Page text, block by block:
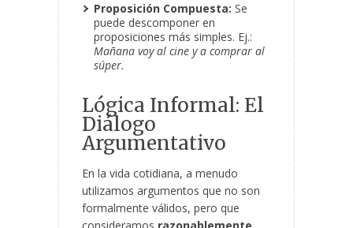
Proposición Compuesta: Se
puede descomponer en
proposiciones más simples. Ej.:
Mañana voy al cine y a comprar al
súper.
Lógica Informal: El
Diálogo
Argumentativo
En la vida cotidiana, a menudo
utilizamos argumentos que no son
formalmente válidos, pero que